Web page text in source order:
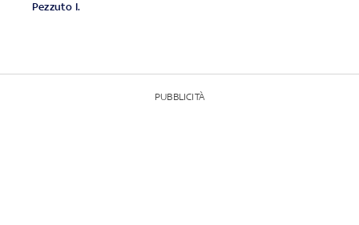
Pezzuto I.
PUBBLICITÀ